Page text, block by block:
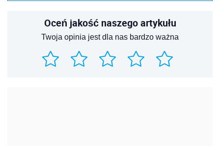
Oceń jakość naszego artykułu
Twoja opinia jest dla nas bardzo ważna